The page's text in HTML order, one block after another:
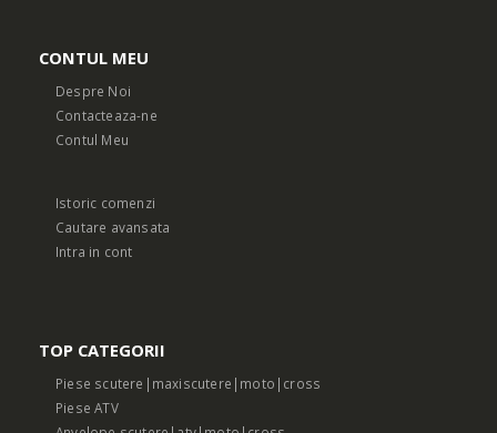
CONTUL MEU
Despre Noi
Contacteaza-ne
Contul Meu
Istoric comenzi
Cautare avansata
Intra in cont
TOP CATEGORII
Piese scutere|maxiscutere|moto|cross
Piese ATV